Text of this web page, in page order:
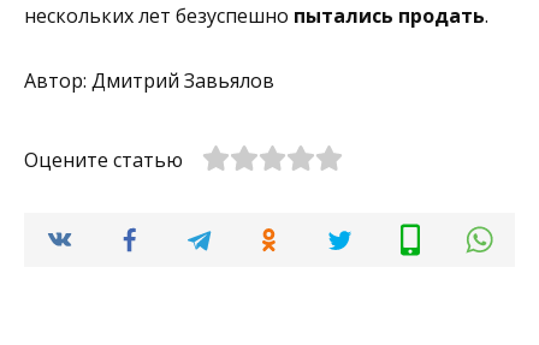
нескольких лет безуспешно пытались продать.
Автор: Дмитрий Завьялов
Оцените статью